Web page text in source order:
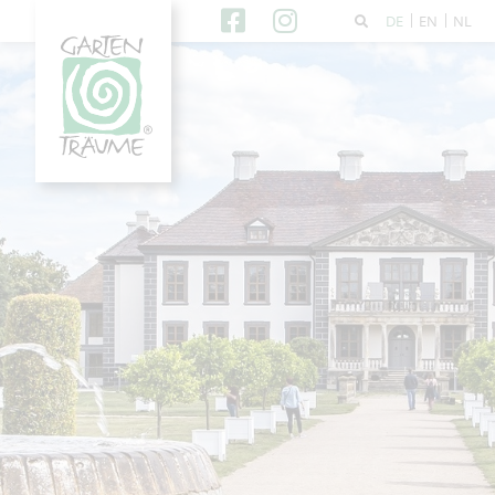
DE EN NL